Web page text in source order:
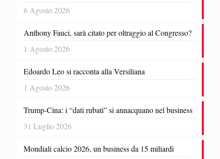
6 Agosto 2026
Anthony Fauci, sarà citato per oltraggio al Congresso?
1 Agosto 2026
Edoardo Leo si racconta alla Versiliana
1 Agosto 2026
Trump-Cina: i “dati rubati” si annacquano nel business
31 Luglio 2026
Mondiali calcio 2026, un business da 15 miliardi